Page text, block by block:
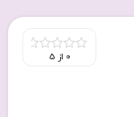
0 از 5